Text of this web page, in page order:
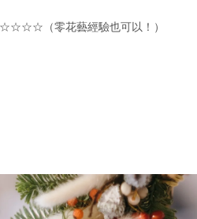
（零花藝經驗也可以！）